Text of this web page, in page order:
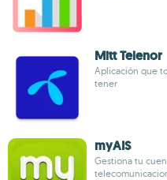
Mitt Telenor
Aplicación que
tener
myAIS
Gestiona tu